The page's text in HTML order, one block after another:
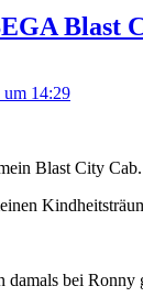
Blast
um 14:29
Blast City Cab.
damals bei